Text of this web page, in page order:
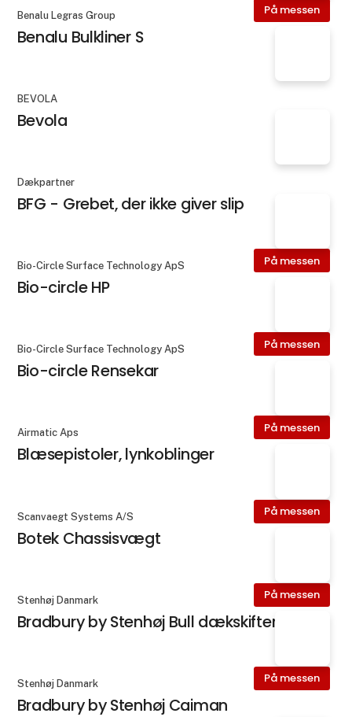
På messen
Benalu Legras Group
Benalu Bulkliner S
BEVOLA
Bevola
Dækpartner
BFG - Grebet, der ikke giver slip
På messen
Bio-Circle Surface Technology ApS
Bio-circle HP
På messen
Bio-Circle Surface Technology ApS
Bio-circle Rensekar
På messen
Airmatic Aps
Blæsepistoler, lynkoblinger
På messen
Scanvaegt Systems A/S
Botek Chassisvægt
På messen
Stenhøj Danmark
Bradbury by Stenhøj Bull dækskifter
På messen
Stenhøj Danmark
Bradbury by Stenhøj Caiman